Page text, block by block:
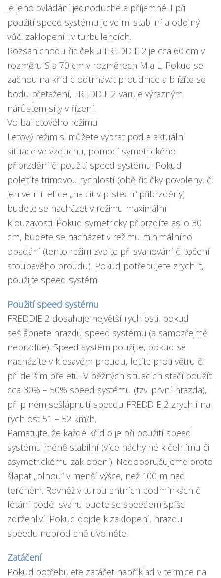
je jeho ovládání jednoduché a příjemné. I při
použití speed systému je velmi stabilní a odolný
vůči zaklopení i v turbulencích.
Rozsah chodu řidiček u FREDDIE 2 je cca 60 cm v
rozměru S a 70 cm v rozměrech M a L. Pokud se
začnou na křídle odtrhávat proudnice a blížíte se
bodu přetažení, FREDDIE 2 varuje výrazným
nárůstem síly v řízení.
Volba letového režimu
Letový režim si můžete vybrat podle aktuální
situace ve vzduchu, pomocí symetrického
přibrzdění či použití speed systému. Pokud
poletíte trimovou rychlostí (obě řidičky povoleny, či
jen velmi lehce „na cit v prstech“ přibrzděny)
budete se nacházet v režimu maximální
klouzavosti. Pokud symetricky přibrzdíte asi o 30
cm, budete se nacházet v režimu minimálního
opadání (tento režim zvolte při svahování či točení
stoupavého proudu). Pokud potřebujete zrychlit,
použijte speed systém.
Použití speed systému
FREDDIE 2 dosahuje největší rychlosti, pokud
sešlápnete hrazdu speed systému (a samozřejmě
nebrzdíte). Speed systém použijte, pokud se
nacházíte v klesavém proudu, letíte proti větru či
při delším přeletu. V běžných situacích stačí použít
cca 30% – 50% speed systému (tzv. první hrazda),
při plném sešlápnutí speedu FREDDIE 2 zrychlí na
rychlost 51 – 52 km/h.
Pamatujte, že každé křídlo je při použití speed
systému méně stabilní (více náchylné k čelnímu či
asymetrickému zaklopení). Nedoporučujeme proto
šlapat „plnou“ v menší výšce, než 100 m nad
terénem. Rovněž v turbulentních podmínkách či
létání podél svahu buďte se speedem spíše
zdrženliví. Pokud dojde k zaklopení, hrazdu
speedu neprodleně uvolněte!
Zatáčení
Pokud potřebujete zatáčet například v termice na